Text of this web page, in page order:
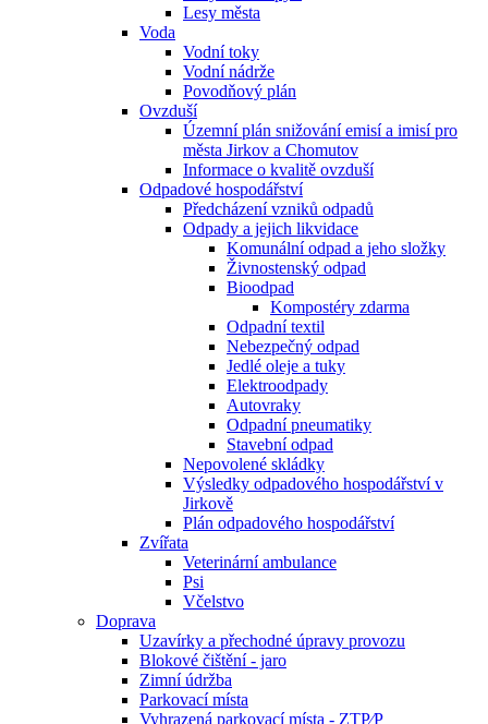
Lesy města
Voda
Vodní toky
Vodní nádrže
Povodňový plán
Ovzduší
Územní plán snižování emisí a imisí pro
města Jirkov a Chomutov
Informace o kvalitě ovzduší
Odpadové hospodářství
Předcházení vzniků odpadů
Odpady a jejich likvidace
Komunální odpad a jeho složky
Živnostenský odpad
Bioodpad
Kompostéry zdarma
Odpadní textil
Nebezpečný odpad
Jedlé oleje a tuky
Elektroodpady
Autovraky
Odpadní pneumatiky
Stavební odpad
Nepovolené skládky
Výsledky odpadového hospodářství v
Jirkově
Plán odpadového hospodářství
Zvířata
Veterinární ambulance
Psi
Včelstvo
Doprava
Uzavírky a přechodné úpravy provozu
Blokové čištění - jaro
Zimní údržba
Parkovací místa
Vyhrazená parkovací místa - ZTP⁄P